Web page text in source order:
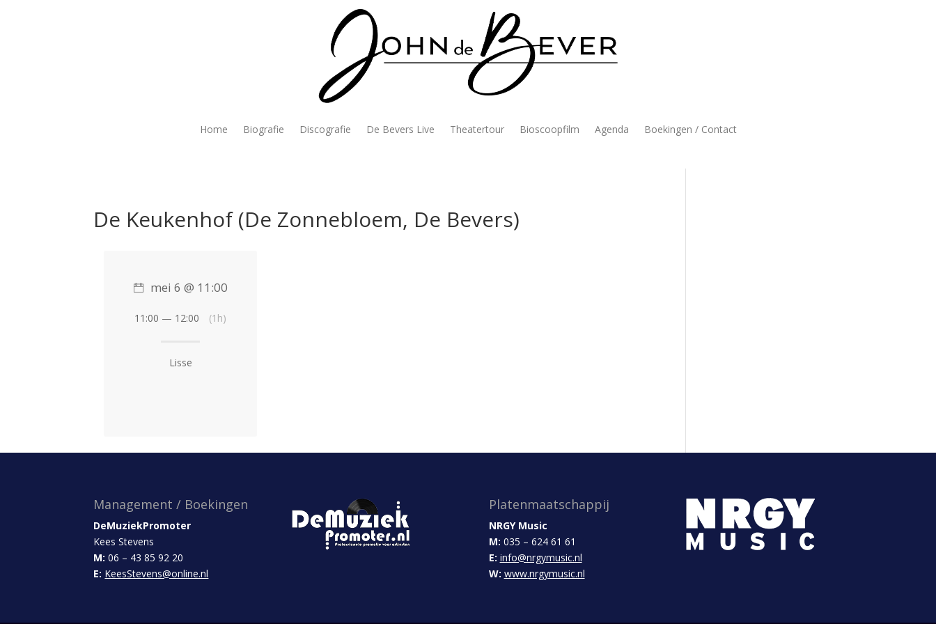
Home Biografie Discografie De Bevers Live Theatertour Bioscoopfilm Agenda Boekingen / Contact
De Keukenhof (De Zonnebloem, De Bevers)
mei 6 @ 11:00
11:00 — 12:00 (1h)
Lisse
Management / Boekingen
DeMuziekPromoter
Kees Stevens
M: 06 – 43 85 92 20
E: KeesStevens@online.nl
Platenmaatschappij
NRGY Music
M: 035 – 624 61 61
E: info@nrgymusic.nl
W: www.nrgymusic.nl